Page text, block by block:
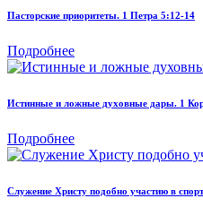
Пасторские приоритеты. 1 Петра 5:12-14
Подробнее
Истинные и ложные духовные дары. 1
Подробнее
Служение Христу подобно участию в